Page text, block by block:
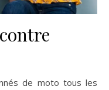
de moto tous les